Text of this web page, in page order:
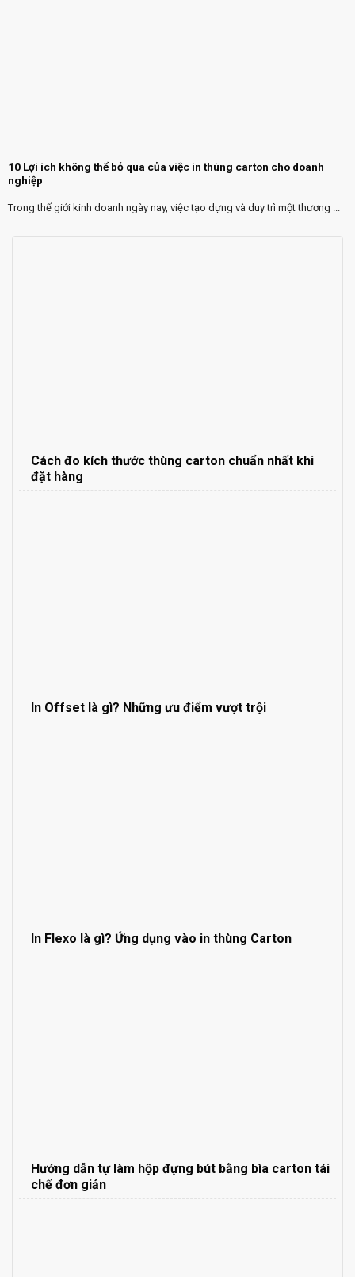
10 Lợi ích không thể bỏ qua của việc in thùng carton cho doanh
nghiệp
Trong thế giới kinh doanh ngày nay, việc tạo dựng và duy trì một thương ...
Cách đo kích thước thùng carton chuẩn nhất khi
đặt hàng
In Offset là gì? Những ưu điểm vượt trội
In Flexo là gì? Ứng dụng vào in thùng Carton
Hướng dẫn tự làm hộp đựng bút bằng bìa carton tái
chế đơn giản